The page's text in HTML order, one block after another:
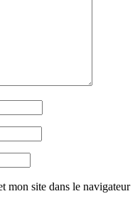
mon site dans le navigateur